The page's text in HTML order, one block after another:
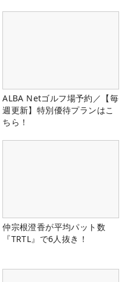
ALBA Netゴルフ場予約／【毎
週更新】特別優待プランはこ
ちら！
仲宗根澄香が平均パット数
『TRTL』で6人抜き！